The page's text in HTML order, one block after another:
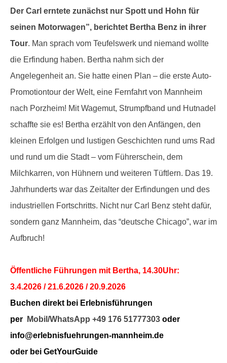
Der Carl erntete zunächst nur Spott und Hohn für
seinen Motorwagen”, berichtet Bertha Benz in ihrer
Tour. Man sprach vom Teufelswerk und niemand wollte
die Erfindung haben. Bertha nahm sich der
Angelegenheit an. Sie hatte einen Plan – die erste Auto-
Promotiontour der Welt, eine Fernfahrt von Mannheim
nach Porzheim! Mit Wagemut, Strumpfband und Hutnadel
schaffte sie es! Bertha erzählt von den Anfängen, den
kleinen Erfolgen und lustigen Geschichten rund ums Rad
und rund um die Stadt – vom Führerschein, dem
Milchkarren, von Hühnern und weiteren Tüftlern. Das 19.
Jahrhunderts war das Zeitalter der Erfindungen und des
industriellen Fortschritts. Nicht nur Carl Benz steht dafür,
sondern ganz Mannheim, das “deutsche Chicago”, war im
Aufbruch!
Öffentliche Führungen mit Bertha, 14.30Uhr:
3.4.2026 / 21.6.2026 / 20.9.2026
Buchen direkt bei Erlebnisführungen
per
Mobil/WhatsApp +49 176 51777303 oder
info@erlebnisfuehrungen-mannheim.de
oder bei GetYourGuide